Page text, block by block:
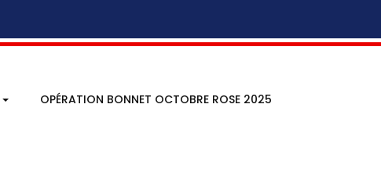
OPÉRATION BONNET OCTOBRE ROSE 2025